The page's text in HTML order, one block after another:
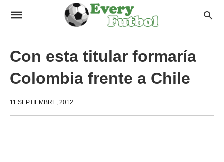
Con esta titular formaría
Colombia frente a Chile
11 SEPTIEMBRE, 2012